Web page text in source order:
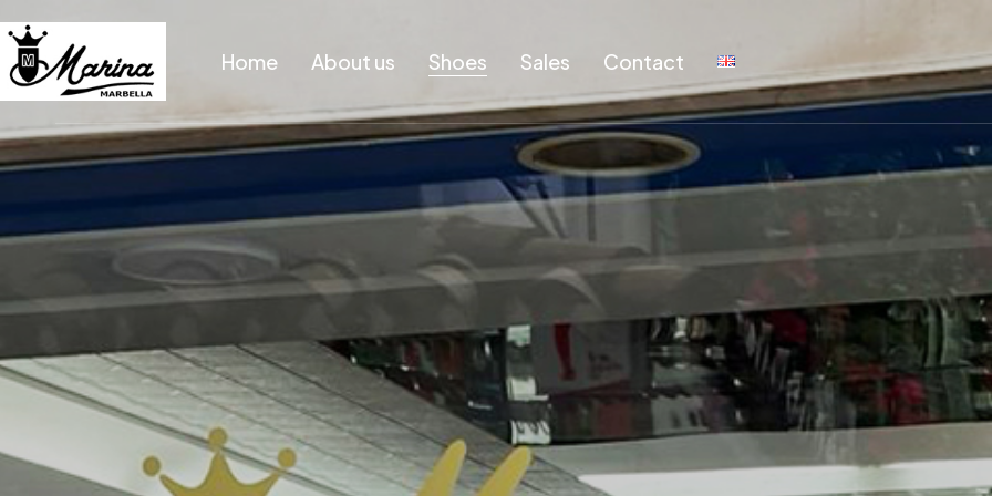
Home About us Shoes Sales Contact